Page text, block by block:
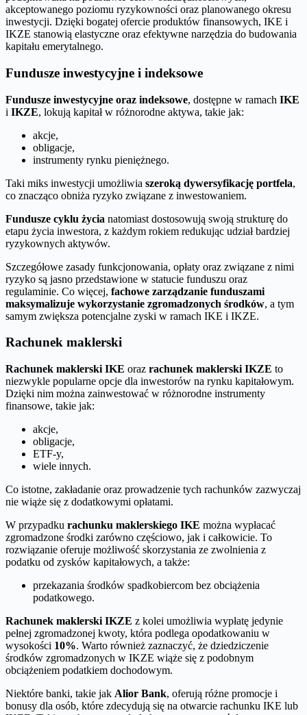
akceptowanego poziomu ryzykowności oraz planowanego okresu
inwestycji. Dzięki bogatej ofercie produktów finansowych, IKE i
IKZE stanowią elastyczne oraz efektywne narzędzia do budowania
kapitału emerytalnego.
Fundusze inwestycyjne i indeksowe
Fundusze inwestycyjne oraz indeksowe, dostępne w ramach IKE
i IKZE, lokują kapitał w różnorodne aktywa, takie jak:
akcje,
obligacje,
instrumenty rynku pieniężnego.
Taki miks inwestycji umożliwia szeroką dywersyfikację portfela,
co znacząco obniża ryzyko związane z inwestowaniem.
Fundusze cyklu życia natomiast dostosowują swoją strukturę do
etapu życia inwestora, z każdym rokiem redukując udział bardziej
ryzykownych aktywów.
Szczegółowe zasady funkcjonowania, opłaty oraz związane z nimi
ryzyko są jasno przedstawione w statucie funduszu oraz
regulaminie. Co więcej, fachowe zarządzanie funduszami
maksymalizuje wykorzystanie zgromadzonych środków, a tym
samym zwiększa potencjalne zyski w ramach IKE i IKZE.
Rachunek maklerski
Rachunek maklerski IKE oraz rachunek maklerski IKZE to
niezwykle popularne opcje dla inwestorów na rynku kapitałowym.
Dzięki nim można zainwestować w różnorodne instrumenty
finansowe, takie jak:
akcje,
obligacje,
ETF-y,
wiele innych.
Co istotne, zakładanie oraz prowadzenie tych rachunków zazwyczaj
nie wiąże się z dodatkowymi opłatami.
W przypadku rachunku maklerskiego IKE można wypłacać
zgromadzone środki zarówno częściowo, jak i całkowicie. To
rozwiązanie oferuje możliwość skorzystania ze zwolnienia z
podatku od zysków kapitałowych, a także:
przekazania środków spadkobiercom bez obciążenia
podatkowego.
Rachunek maklerski IKZE z kolei umożliwia wypłatę jedynie
pełnej zgromadzonej kwoty, która podlega opodatkowaniu w
wysokości 10%. Warto również zaznaczyć, że dziedziczenie
środków zgromadzonych w IKZE wiąże się z podobnym
obciążeniem podatkiem dochodowym.
Niektóre banki, takie jak Alior Bank, oferują różne promocje i
bonusy dla osób, które zdecydują się na otwarcie rachunku IKE lub